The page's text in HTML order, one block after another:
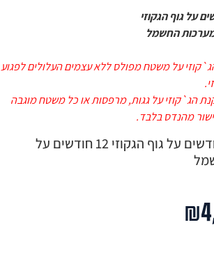
על משטח מפולס ללא עצמים העלולים לפגוע
הג`קוזי על גגות, מרפסות או כל משטח מוגבה
מהנדס בלבד.
אחריות: 6 חודשים על גוף הגקוזי 12 חודשים על
₪